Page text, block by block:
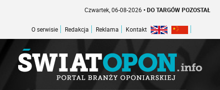
Czwartek, 06-08-2026• DO TARGÓW POZOSTAŁO -1 DNI
O serwisie Redakcja Reklama Kontakt